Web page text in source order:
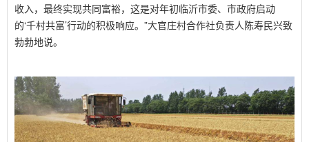
收入，最终实现共同富裕，这是对年初临沂市委、市政府启动
的‘千村共富’行动的积极响应。”大官庄村合作社负责人陈寿民兴致
勃勃地说。